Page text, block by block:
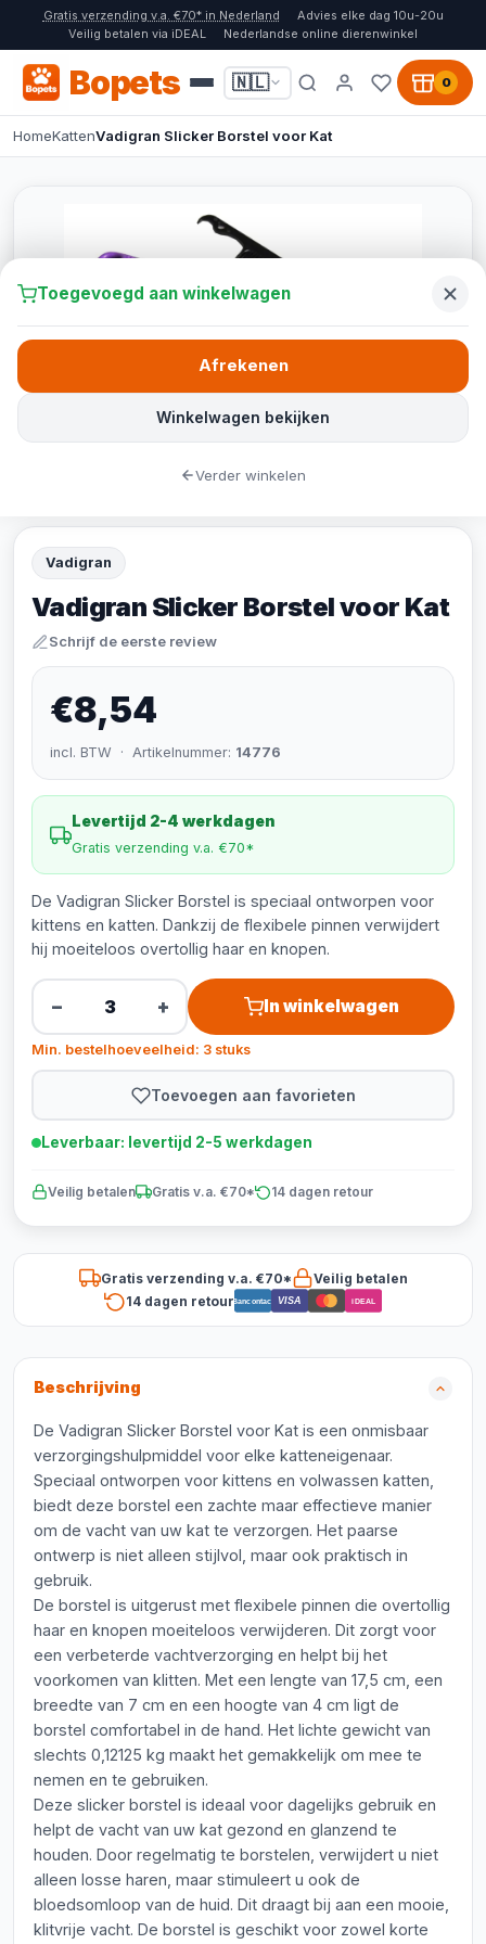
Gratis verzending v.a. €70* in Nederland
Advies elke dag 10u-20u
Veilig betalen via iDEAL
Nederlandse online dierenwinkel
Bopets 🇳🇱 0
HomeKattenVadigran Slicker Borstel voor Kat
Vadigran
Vadigran Slicker Borstel voor Kat
Schrijf de eerste review
€8,54
incl. BTW · Artikelnummer: 14776
Levertijd 2-4 werkdagen
Gratis verzending v.a. €70*
De Vadigran Slicker Borstel is speciaal ontworpen voor
kittens en katten. Dankzij de flexibele pinnen verwijdert
hij moeiteloos overtollig haar en knopen.
− + In winkelwagen
Min. bestelhoeveelheid: 3 stuks
Toevoegen aan favorieten
Leverbaar: levertijd 2-5 werkdagen
Veilig betalen Gratis v.a. €70* 14 dagen retour
Gratis verzending v.a. €70*
Veilig betalen
14 dagen retourBancontact VISA iDEAL
Beschrijving
De Vadigran Slicker Borstel voor Kat is een onmisbaar
verzorgingshulpmiddel voor elke katteneigenaar.
Speciaal ontworpen voor kittens en volwassen katten,
biedt deze borstel een zachte maar effectieve manier
om de vacht van uw kat te verzorgen. Het paarse
ontwerp is niet alleen stijlvol, maar ook praktisch in
gebruik.
De borstel is uitgerust met flexibele pinnen die overtollig
haar en knopen moeiteloos verwijderen. Dit zorgt voor
een verbeterde vachtverzorging en helpt bij het
voorkomen van klitten. Met een lengte van 17,5 cm, een
breedte van 7 cm en een hoogte van 4 cm ligt de
borstel comfortabel in de hand. Het lichte gewicht van
slechts 0,12125 kg maakt het gemakkelijk om mee te
nemen en te gebruiken.
Deze slicker borstel is ideaal voor dagelijks gebruik en
helpt de vacht van uw kat gezond en glanzend te
houden. Door regelmatig te borstelen, verwijdert u niet
alleen losse haren, maar stimuleert u ook de
bloedsomloop van de huid. Dit draagt bij aan een mooie,
klitvrije vacht. De borstel is geschikt voor zowel korte
Toegevoegd aan winkelwagen
Winkelwagen bekijken
Afrekenen
Verder winkelen